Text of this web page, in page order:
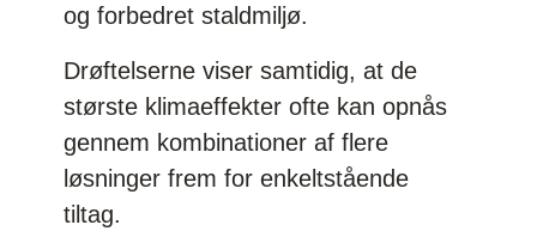
og forbedret staldmiljø.
Drøftelserne viser samtidig, at de
største klimaeffekter ofte kan opnås
gennem kombinationer af flere
løsninger frem for enkeltstående
tiltag.